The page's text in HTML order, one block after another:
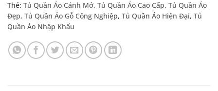
Thẻ: Tủ Quần Áo Cánh Mở, Tủ Quần Áo Cao Cấp, Tủ Quần Áo
Đẹp, Tủ Quần Áo Gỗ Công Nghiệp, Tủ Quần Áo Hiện Đại, Tủ
Quần Áo Nhập Khẩu